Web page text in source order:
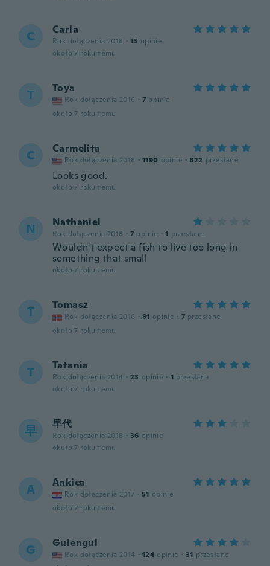
C Carla
Rok dołączenia 2018 · 15 opinie
około 7 roku temu
T Toya
Rok dołączenia 2016 · 7 opinie
około 7 roku temu
C Carmelita
Rok dołączenia 2018 · 1190 opinie · 822 przesłane
Looks good.
około 7 roku temu
N Nathaniel
Rok dołączenia 2018 · 7 opinie · 1 przesłane
Wouldn't expect a fish to live too long in
something that small
około 7 roku temu
T Tomasz
Rok dołączenia 2016 · 81 opinie · 7 przesłane
około 7 roku temu
T Tatania
Rok dołączenia 2014 · 23 opinie · 1 przesłane
około 7 roku temu
早 早代
Rok dołączenia 2018 · 36 opinie
około 7 roku temu
A Ankica
Rok dołączenia 2017 · 51 opinie
około 7 roku temu
G Gulengul
Rok dołączenia 2014 · 124 opinie · 31 przesłane